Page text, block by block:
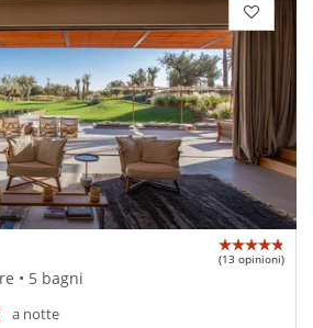
(13 opinioni)
• 5 bagni
a notte